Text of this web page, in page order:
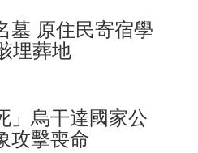
墓 原住民寄宿學
埋葬地
」烏干達國家公
攻擊喪命